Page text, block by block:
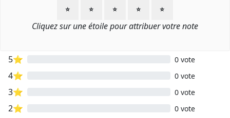
⭐ ⭐ ⭐ ⭐ ⭐
Cliquez sur une étoile pour attribuer votre note
5⭐ 0 vote
4⭐ 0 vote
3⭐ 0 vote
2⭐ 0 vote